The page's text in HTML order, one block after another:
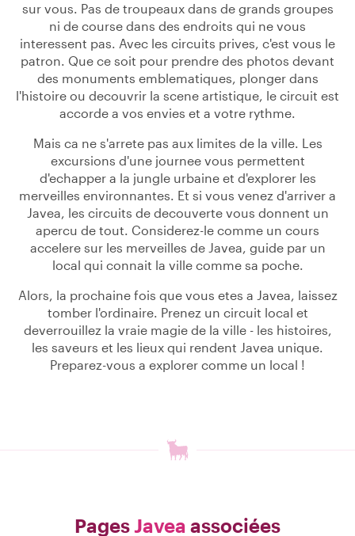
sur vous. Pas de troupeaux dans de grands groupes
ni de course dans des endroits qui ne vous
interessent pas. Avec les circuits prives, c'est vous le
patron. Que ce soit pour prendre des photos devant
des monuments emblematiques, plonger dans
l'histoire ou decouvrir la scene artistique, le circuit est
accorde a vos envies et a votre rythme.
Mais ca ne s'arrete pas aux limites de la ville. Les
excursions d'une journee vous permettent
d'echapper a la jungle urbaine et d'explorer les
merveilles environnantes. Et si vous venez d'arriver a
Javea, les circuits de decouverte vous donnent un
apercu de tout. Considerez-le comme un cours
accelere sur les merveilles de Javea, guide par un
local qui connait la ville comme sa poche.
Alors, la prochaine fois que vous etes a Javea, laissez
tomber l'ordinaire. Prenez un circuit local et
deverrouillez la vraie magie de la ville - les histoires,
les saveurs et les lieux qui rendent Javea unique.
Preparez-vous a explorer comme un local !
PagesJavea associées